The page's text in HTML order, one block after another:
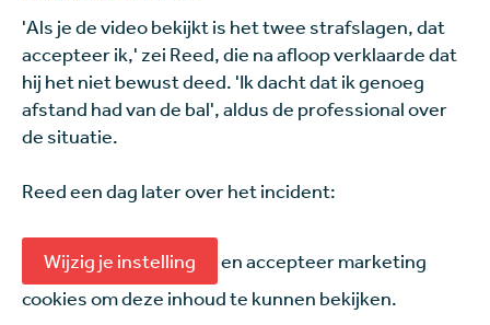
'Als je de video bekijkt is het twee strafslagen, dat
accepteer ik,' zei Reed, die na afloop verklaarde dat
hij het niet bewust deed. 'Ik dacht dat ik genoeg
afstand had van de bal', aldus de professional over
de situatie.
Reed een dag later over het incident:
Wijzig je instelling
en accepteer marketing
cookies om deze inhoud te kunnen bekijken.